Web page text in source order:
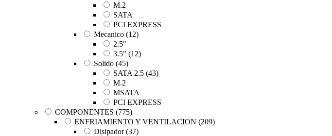
M.2
SATA
PCI EXPRESS
Mecanico (12)
2.5"
3.5" (12)
Solido (45)
SATA 2.5 (43)
M.2
MSATA
PCI EXPRESS
COMPONENTES (775)
ENFRIAMIENTO Y VENTILACION (209)
Disipador (37)